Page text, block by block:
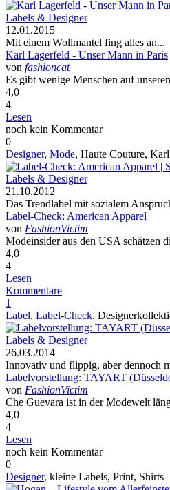
Labels & Designer
12.01.2015
Mit einem Wollmantel fing alles an...
Karl Lagerfeld - Unser Mann in Paris
von fashioncat
Es gibt wenige Menschen auf
4,0
4
Lesen
noch kein Kommentar
0
Designer, Mode, Haute Couture,
Labels & Designer
21.10.2012
Das Trendlabel mit sozialem
Label-Check: American Apparel
von FashionVictim
Modeinsider aus den USA schätzen
4,0
4
Lesen
Kommentare
1
Label, Label-Check,
Labels & Designer
26.03.2014
Innovativ und flippig, aber dennoch
Labelvorstellung: TAYART
von FashionVictim
Che Guevara ist in der Modewelt
4,0
4
Lesen
noch kein Kommentar
0
Designer, kleine Labels, Print, Shirts